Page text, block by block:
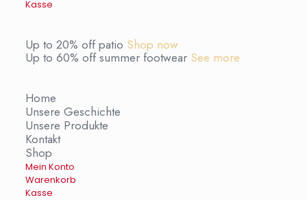
Kasse
Up to 20% off patio Shop now
Up to 60% off summer footwear See more
Home
Unsere Geschichte
Unsere Produkte
Kontakt
Shop
Mein Konto
Warenkorb
Kasse